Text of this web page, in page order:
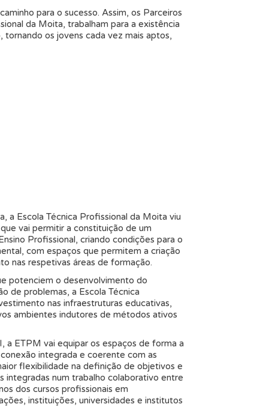
para o sucesso. Assim, os Parceiros
da Moita, trabalham para a existência
os jovens cada vez mais aptos,
a Escola Técnica Profissional da Moita viu
vai permitir a constituição de um
Profissional, criando condições para o
com espaços que permitem a criação
nas respetivas áreas de formação.
potenciem o desenvolvimento do
de problemas, a Escola Técnica
nas infraestruturas educativas,
ambientes indutores de métodos ativos
a ETPM vai equipar os espaços de forma a
integrada e coerente com as
flexibilidade na definição de objetivos e
integradas num trabalho colaborativo entre
dos cursos profissionais em
instituições, universidades e institutos